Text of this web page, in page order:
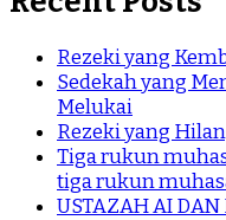
Rezeki yang
Sedekah yang
Melukai
Rezeki yang
Tiga rukun
tiga rukun
USTAZAH AI